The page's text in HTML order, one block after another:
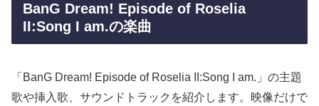
BanG Dream! Episode of Roselia
II:Song I am.の楽曲
「BanG Dream! Episode of Roselia II:Song I am.」の主題
歌や挿入歌、サウンドトラックを紹介します。映像だけで